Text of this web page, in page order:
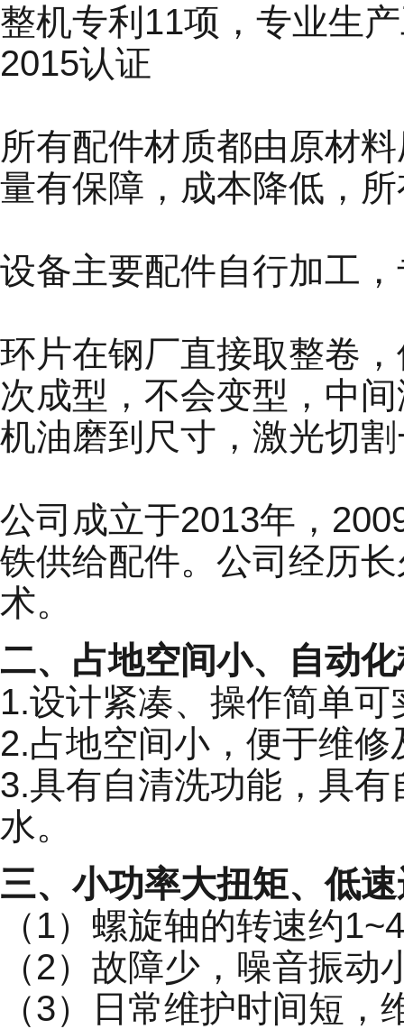
整机专利11项，专业生
2015认证
所有配件材质都由原材
量有保障，成本降低，
设备主要配件自行加工
环片在钢厂直接取整卷
次成型，不会变型，中
机油磨到尺寸，激光切
公司成立于2013年，
铁供给配件。公司经历
术。
二、占地空间小、自动
1.设计紧凑、操作简单
2.占地空间小，便于维
3.具有自清洗功能，具
水。
三、小功率大扭矩、低
（1）螺旋轴的转速约
（2）故障少，噪音振动
（3）日常维护时间短，